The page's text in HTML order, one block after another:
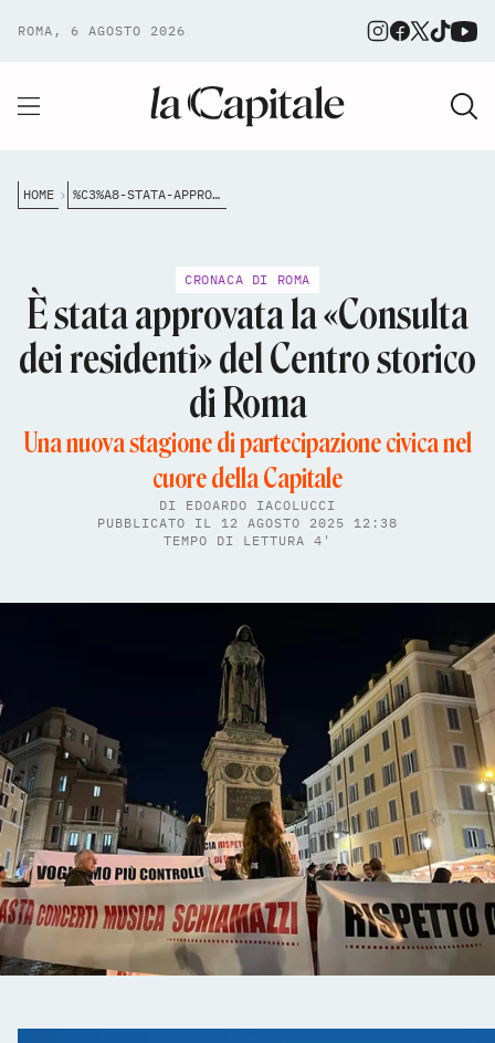
ROMA, 6 AGOSTO 2026
HOME %C3%A8-STATA-APPROVATA-LA-CONSULTA-DEI-RESIDENTI-DEL-I-MUNICIPIO-ROMA-CENTRO
CRONACA DI ROMA
È stata approvata la «Consulta
dei residenti» del Centro storico
di Roma
Una nuova stagione di partecipazione civica nel
cuore della Capitale
DI EDOARDO IACOLUCCI
PUBBLICATO IL 12 AGOSTO 2025 12:38
TEMPO DI LETTURA 4'